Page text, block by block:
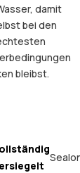
damit
bei den
bleibst.